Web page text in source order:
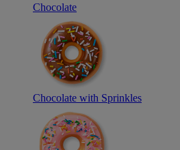
Chocolate
Chocolate with Sprinkles